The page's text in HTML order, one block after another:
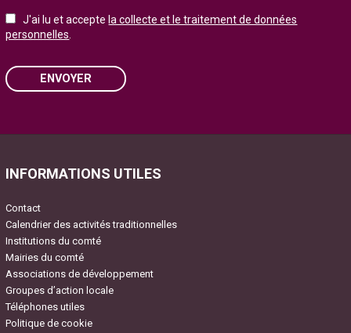
J'ai lu et accepte la collecte et le traitement de données
personnelles.
ENVOYER
INFORMATIONS UTILES
Contact
Calendrier des activités traditionnelles
Institutions du comté
Mairies du comté
Associations de développement
Groupes d’action locale
Téléphones utiles
Politique de cookie